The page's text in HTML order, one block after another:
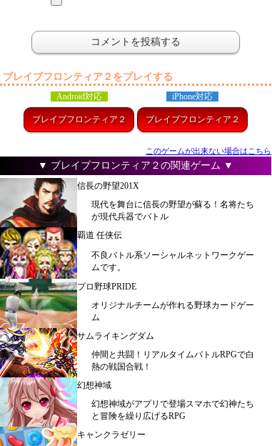
ブレイブフロンティア２をプレイする
Android対応
ブレイブフロンティア２
iPhone対応
ブレイブフロンティア２
このゲームが出来ない場合はこちら
▼ ブレイブフロンティア２の関連ゲーム ▼
信長の野望201X
現代を舞台に信長の野望が蘇る！名将たち
が現代兵器でバトル
覇道 任侠伝
不良バトル系ソーシャルネットワークゲー
ムです。
プロ野球PRIDE
オリジナルチームが作れる野球カードゲー
ム
サムライキングダム
仲間と共闘！リアルタイムバトルRPGで白
熱の戦国合戦！
幻想神域
幻想神域がアプリで登場スマホで幻神たち
と冒険を繰り広げるRPG
キャンクラゼリー